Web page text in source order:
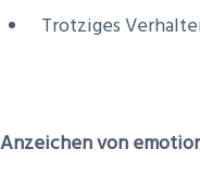
Trotziges
Anzeichen von